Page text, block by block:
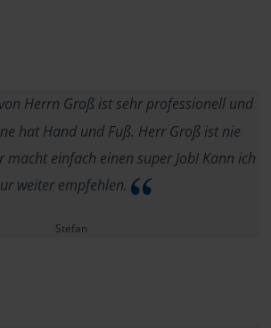
Herrn Groß ist sehr professionell und
hat Hand und Fuß. Herr Groß ist nie
einfach einen super Job! Kann ich
weiter empfehlen.
Stefan